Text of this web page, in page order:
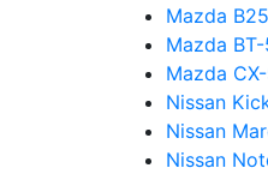
Mazda
Mazda
Mazda
Nissan
Nissan
Nissan